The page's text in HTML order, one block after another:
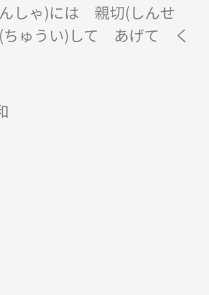
しゃ)には 親切(しんせ
ゅうい)して あげて く